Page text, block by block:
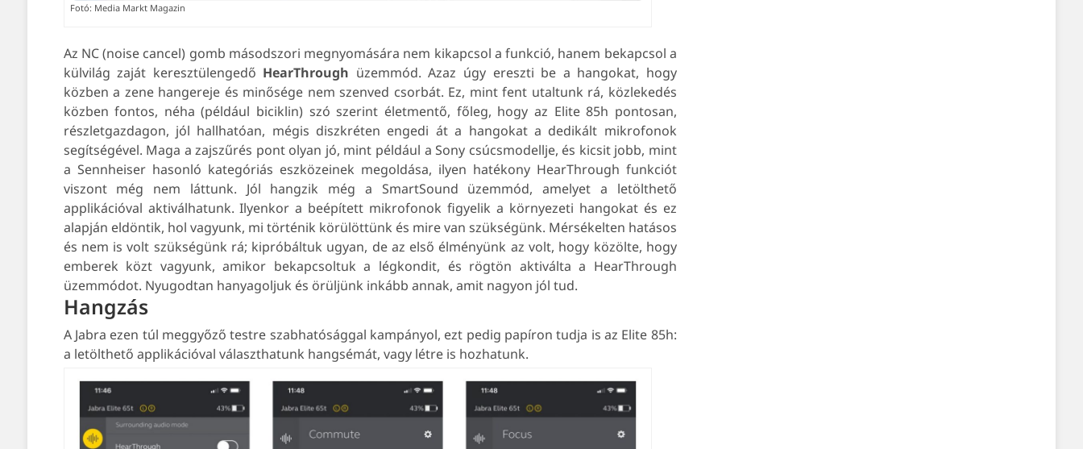
Fotó: Media Markt Magazin
Az NC (noise cancel) gomb másodszori megnyomására nem kikapcsol a funkció, hanem bekapcsol a
külvilág zaját keresztülengedő HearThrough üzemmód. Azaz úgy ereszti be a hangokat, hogy
közben a zene hangereje és minősége nem szenved csorbát. Ez, mint fent utaltunk rá, közlekedés
közben fontos, néha (például biciklin) szó szerint életmentő, főleg, hogy az Elite 85h pontosan,
részletgazdagon, jól hallhatóan, mégis diszkréten engedi át a hangokat a dedikált mikrofonok
segítségével. Maga a zajszűrés pont olyan jó, mint például a Sony csúcsmodellje, és kicsit jobb, mint
a Sennheiser hasonló kategóriás eszközeinek megoldása, ilyen hatékony HearThrough funkciót
viszont még nem láttunk. Jól hangzik még a SmartSound üzemmód, amelyet a letölthető
applikációval aktiválhatunk. Ilyenkor a beépített mikrofonok figyelik a környezeti hangokat és ez
alapján eldöntik, hol vagyunk, mi történik körülöttünk és mire van szükségünk. Mérsékelten hatásos
és nem is volt szükségünk rá; kipróbáltuk ugyan, de az első élményünk az volt, hogy közölte, hogy
emberek közt vagyunk, amikor bekapcsoltuk a légkondit, és rögtön aktiválta a HearThrough
üzemmódot. Nyugodtan hanyagoljuk és örüljünk inkább annak, amit nagyon jól tud.
Hangzás
A Jabra ezen túl meggyőző testre szabhatósággal kampányol, ezt pedig papíron tudja is az Elite 85h:
a letölthető applikációval választhatunk hangsémát, vagy létre is hozhatunk.